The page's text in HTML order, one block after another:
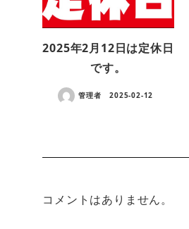
2025年2月12日は定休日
です。
管理者 2025-02-12
コメントはありません。